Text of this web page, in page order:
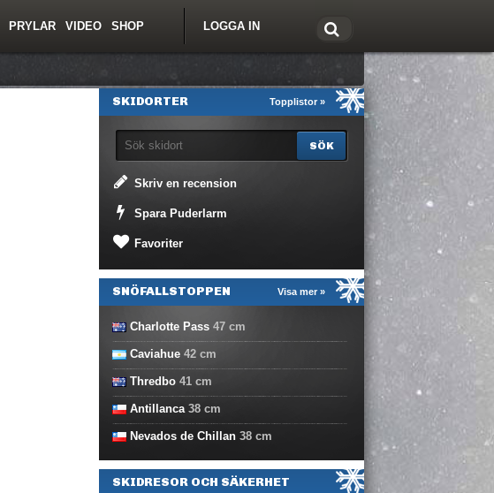
LOGGA IN
PRYLAR VIDEO SHOP
Topplistor »
SKIDORTER
Skriv en recension
Spara Puderlarm
Favoriter
Visa mer »
SNÖFALLSTOPPEN
Charlotte Pass 47 cm
Caviahue 42 cm
Thredbo 41 cm
Antillanca38 cm
Nevados de Chillan 38 cm
SKIDRESOR OCH SÄKERHET